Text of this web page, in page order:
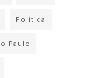
Política
Paulo